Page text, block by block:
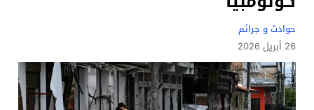
حوادث و جرائم
26 أبريل 2026